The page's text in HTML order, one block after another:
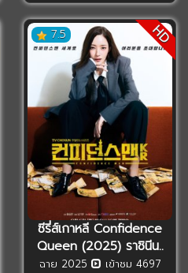
7.5 HD
ซีรี่ส์เกาหลี Confidence
Queen (2025) ราชินีน..
ฉาย 2025
เข้าชม 4697